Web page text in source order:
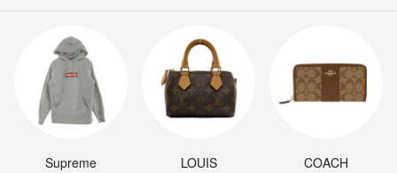
Supreme
LOUIS
COACH